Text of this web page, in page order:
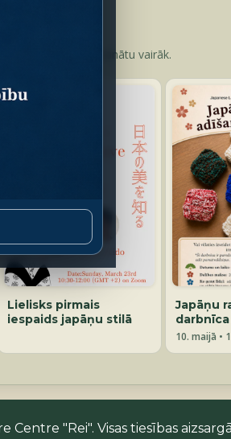
pilnā izmērā un uzzinātu vairāk.
Lielisks pirmais
iespaids japāņu stilā
Japāņu
darbnīca
10. maijā •
"Rei". Visas tiesības